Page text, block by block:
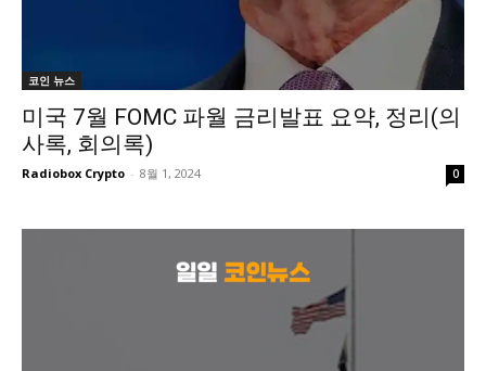
코인 뉴스
미국 7월 FOMC 파월 금리발표 요약, 정리(의
사록, 회의록)
Radiobox Crypto - 8월 1, 2024 0